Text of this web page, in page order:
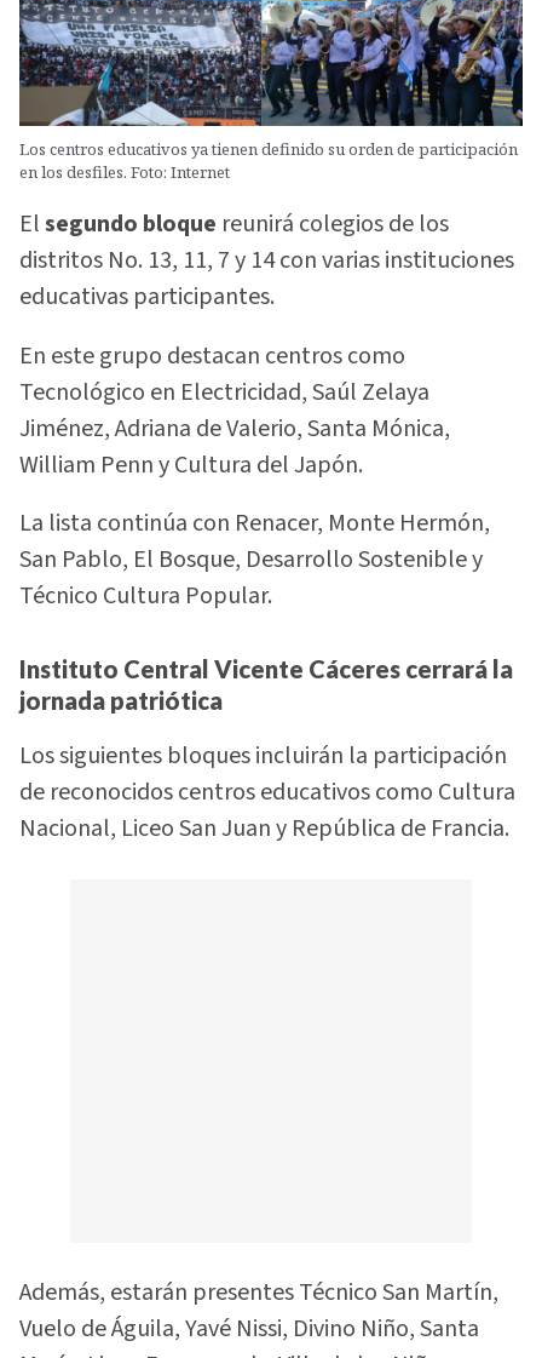
Los centros educativos ya tienen definido su orden de participación
en los desfiles. Foto: Internet
Elsegundo bloque reunirá colegios de los
distritos No. 13, 11, 7 y 14 con varias instituciones
educativas participantes.
En este grupo destacan centros como
Tecnológico en Electricidad, Saúl Zelaya
Jiménez, Adriana de Valerio, Santa Mónica,
William Penn y Cultura del Japón.
La lista continúa con Renacer, Monte Hermón,
San Pablo, El Bosque, Desarrollo Sostenible y
Técnico Cultura Popular.
Instituto Central Vicente Cáceres cerrará la
jornada patriótica
Los siguientes bloques incluirán la participación
de reconocidos centros educativos como Cultura
Nacional, Liceo San Juan y República de Francia.
Además, estarán presentes Técnico San Martín,
Vuelo de Águila, Yavé Nissi, Divino Niño, Santa